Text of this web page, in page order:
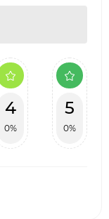
4
0%
5
0%